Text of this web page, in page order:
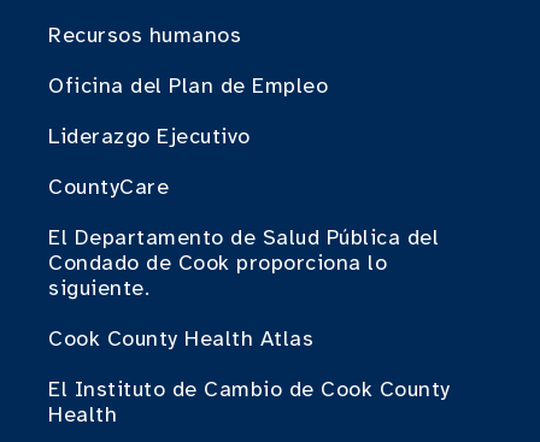
Recursos humanos
Oficina del Plan de Empleo
Liderazgo Ejecutivo
CountyCare
El Departamento de Salud Pública del
Condado de Cook proporciona lo
siguiente.
Cook County Health Atlas
El Instituto de Cambio de Cook County
Health